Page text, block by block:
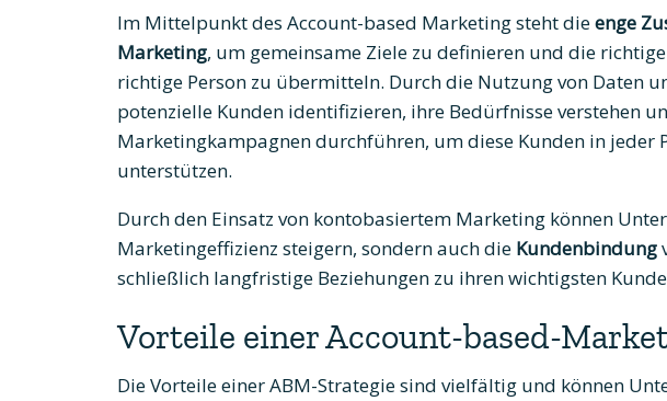
Im Mittelpunkt des Account-based Marketing steht dieenge
Marketing, um gemeinsame Ziele zu definieren und die
richtige Person zu übermitteln. Durch die Nutzung von Daten
potenzielle Kunden identifizieren, ihre Bedürfnisse verstehen
Marketingkampagnen durchführen, um diese Kunden in jeder
unterstützen.
Durch den Einsatz von kontobasiertem Marketing können
Marketingeffizienz steigern, sondern auch die Kundenbindung
schließlich langfristige Beziehungen zu ihren wichtigsten
Vorteile einer Account-based-
Die Vorteile einer ABM-Strategie sind vielfältig und können